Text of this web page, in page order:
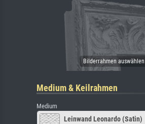
Medium & Keilrahmen
Medium
Leinwand Leonardo (Satin)